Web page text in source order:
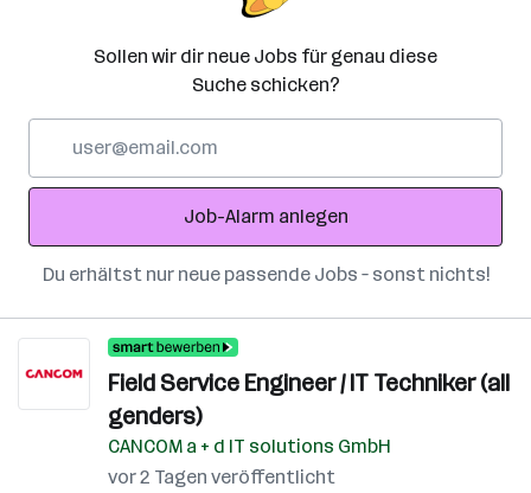
Sollen wir dir neue Jobs für genau diese
Suche schicken?
Adresse
Job-Alarm anlegen
Du erhältst nur neue passende Jobs – sonst nichts!
Field Service Engineer / IT Techniker (all
genders)
CANCOM a + d IT solutions GmbH
vor 2 Tagen veröffentlicht